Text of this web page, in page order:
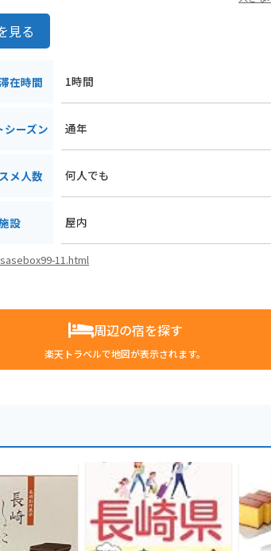
見る
在時間 1時間
シーズン 通年
メ人数 何人でも
設 屋内
11.html
周辺の宿を探す
楽天トラベルで地図が表示されます。